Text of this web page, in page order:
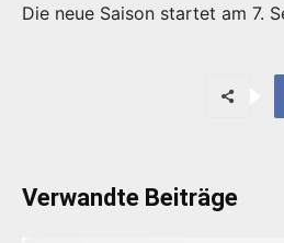
Die neue Saison startet am 7.
Verwandte Beiträge